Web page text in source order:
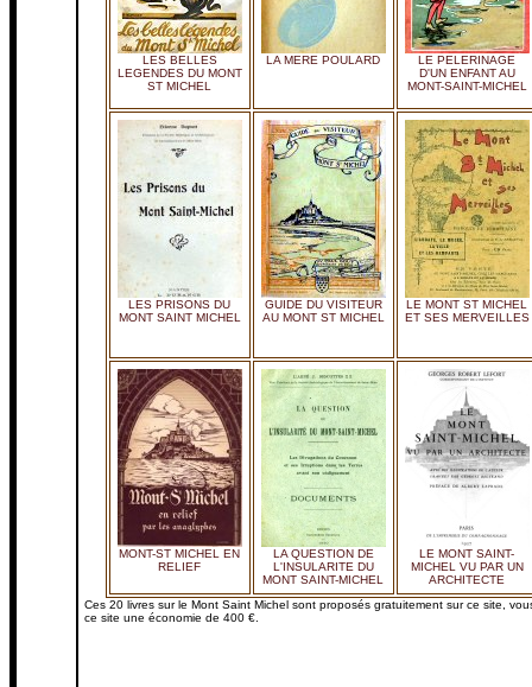
LES BELLES
LEGENDES DU MONT
ST MICHEL
LA MERE POULARD
LE PELERINAGE
D'UN ENFANT AU
MONT-SAINT-MICHEL
LES PRISONS DU
MONT SAINT MICHEL
GUIDE DU VISITEUR
AU MONT ST MICHEL
LE MONT ST MICHEL
ET SES MERVEILLES
MONT-ST MICHEL EN
RELIEF
LA QUESTION DE
L'INSULARITE DU
MONT SAINT-MICHEL
LE MONT SAINT-
MICHEL VU PAR UN
ARCHITECTE
Ces 20 livres sur le Mont Saint Michel sont proposés gratuitement sur ce site,
ce site une économie de 400 €.